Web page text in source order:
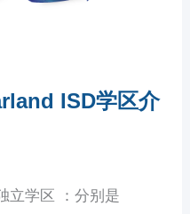
ISD学区介
立学区 ：分别是